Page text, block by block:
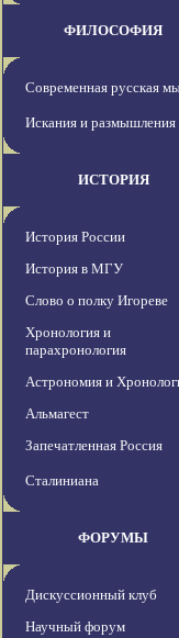
ФИЛОСОФИЯ
Современная русская
Искания и размышления
ИСТОРИЯ
История России
История в МГУ
Слово о полку Игореве
Хронология и
парахронология
Астрономия и
Альмагест
Запечатленная Россия
Сталиниана
ФОРУМЫ
Дискуссионный клуб
Научный форум